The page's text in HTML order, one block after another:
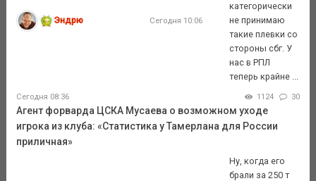
Эндрю Сегодня 10:06
категорически
не принимаю
такие плевки со
стороны сбг. У
нас в РПЛ
теперь крайне ...
Сегодня 08:36 1124 30
Агент форварда ЦСКА Мусаева о возможном уходе
игрока из клуба: «Статистика у Тамерлана для России
приличная»
Ну, когда его
брали за 250 т